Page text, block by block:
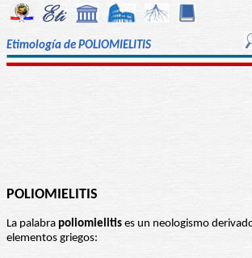
Etimología de POLIOMIELITIS
POLIOMIELITIS
La palabra poliomielitis es un neologismo
elementos griegos: